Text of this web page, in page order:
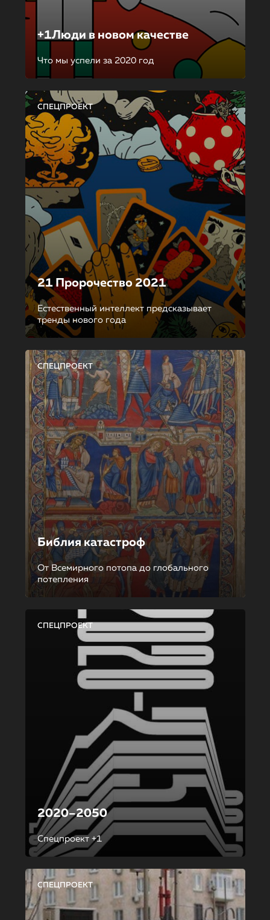
+1Люди в новом качестве
Что мы успели за 2020 год
СПЕЦПРОЕКТ
21 Пророчество 2021
Естественный интеллект предсказывает
тренды нового года
СПЕЦПРОЕКТ
Библия катастроф
От Всемирного потопа до глобального
потепления
СПЕЦПРОЕКТ
2020–2050
Спецпроект +1
СПЕЦПРОЕКТ